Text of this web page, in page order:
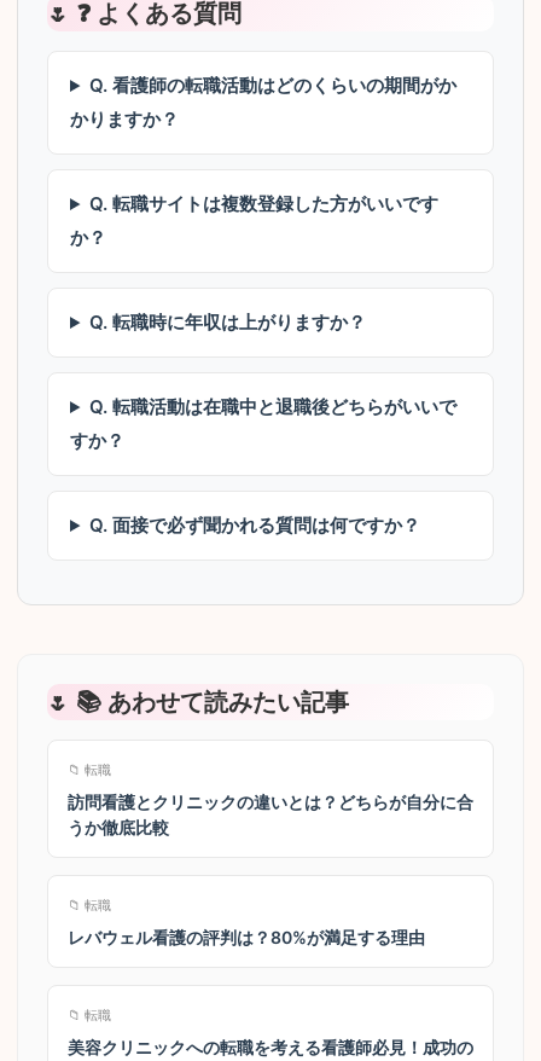
❓ よくある質問
Q. 看護師の転職活動はどのくらいの期間がか
かりますか？
Q. 転職サイトは複数登録した方がいいです
か？
Q. 転職時に年収は上がりますか？
Q. 転職活動は在職中と退職後どちらがいいで
すか？
Q. 面接で必ず聞かれる質問は何ですか？
📚 あわせて読みたい記事
📁 転職
訪問看護とクリニックの違いとは？どちらが自分に合
うか徹底比較
📁 転職
レバウェル看護の評判は？80%が満足する理由
📁 転職
美容クリニックへの転職を考える看護師必見！成功の